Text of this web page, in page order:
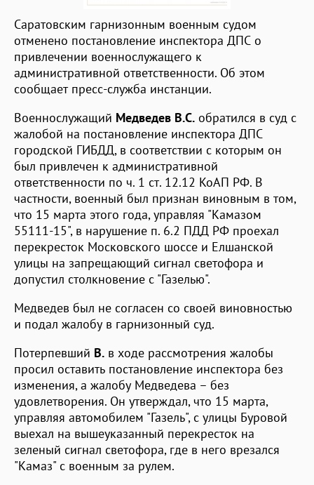
Саратовским гарнизонным военным судом
отменено постановление инспектора ДПС о
привлечении военнослужащего к
административной ответственности. Об этом
сообщает пресс-служба инстанции.
Военнослужащий Медведев В.С. обратился в суд с
жалобой на постановление инспектора ДПС
городской ГИБДД, в соответствии с которым он
был привлечен к административной
ответственности по ч. 1 ст. 12.12 КоАП РФ. В
частности, военный был признан виновным в том,
что 15 марта этого года, управляя "Камазом
55111-15", в нарушение п. 6.2 ПДД РФ проехал
перекресток Московского шоссе и Елшанской
улицы на запрещающий сигнал светофора и
допустил столкновение с "Газелью".
Медведев был не согласен со своей виновностью
и подал жалобу в гарнизонный суд.
Потерпевший В. в ходе рассмотрения жалобы
просил оставить постановление инспектора без
изменения, а жалобу Медведева – без
удовлетворения. Он утверждал, что 15 марта,
управляя автомобилем "Газель", с улицы Буровой
выехал на вышеуказанный перекресток на
зеленый сигнал светофора, где в него врезался
"Камаз" с военным за рулем.